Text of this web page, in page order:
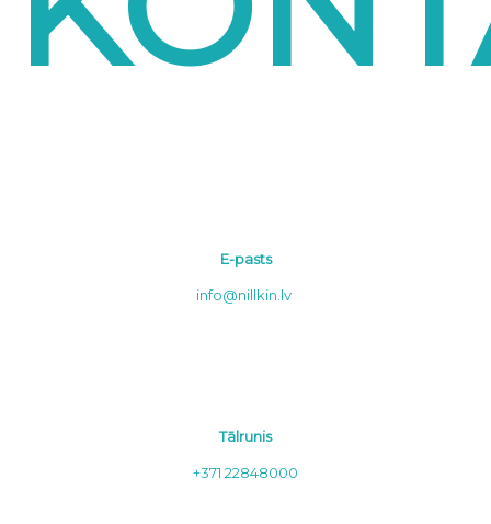
E-pasts
info@nillkin.lv
Tālrunis
+371 22848000